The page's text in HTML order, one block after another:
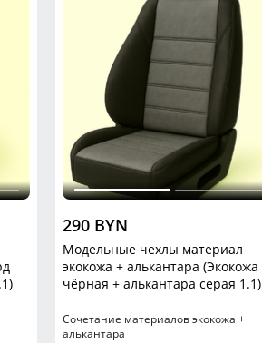
290 BYN
Модельные чехлы материал
экокожа + алькантара (Экокожа
чёрная + алькантара серая 1.1)
Сочетание материалов экокожа +
алькантара